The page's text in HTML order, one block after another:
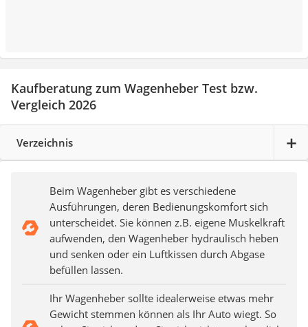
Kaufberatung zum Wagenheber Test bzw.
Vergleich 2026
Verzeichnis
Beim Wagenheber gibt es verschiedene
Ausführungen, deren Bedienungskomfort sich
unterscheidet. Sie können z.B. eigene Muskelkraft
aufwenden, den Wagenheber hydraulisch heben
und senken oder ein Luftkissen durch Abgase
befüllen lassen.
Ihr Wagenheber sollte idealerweise etwas mehr
Gewicht stemmen können als Ihr Auto wiegt. So